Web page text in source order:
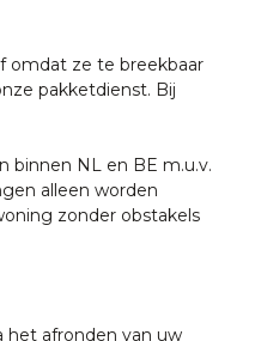
omdat ze te breekbaar
pakketdienst. Bij
binnen NL en BE m.u.v.
alleen worden
zonder obstakels
het afronden van uw